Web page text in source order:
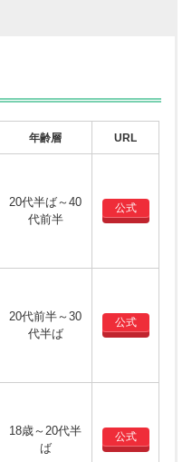
年齢層 URL
20代半ば～40
代前半
公式
20代前半～30
代半ば
公式
18歳～20代半
ば
公式